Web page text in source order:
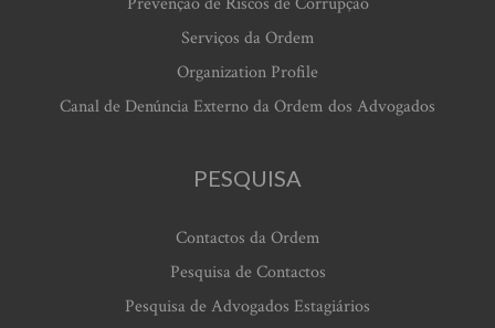
Serviços da Ordem
Organization Profile
Canal de Denúncia Externo da Ordem dos Advogados
PESQUISA
Contactos da Ordem
Pesquisa de Contactos
Pesquisa de Advogados Estagiários